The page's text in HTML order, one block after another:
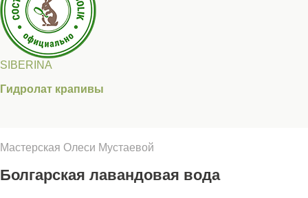
SIBERINA
Гидролат крапивы
Мастерская Олеси Мустаевой
Болгарская лавандовая вода